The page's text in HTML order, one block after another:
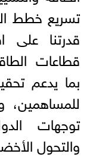
تسريع خطط
قدرتنا
قطاعات
بما يدعم
توجهات
والتحول